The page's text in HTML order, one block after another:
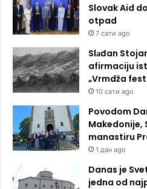
Slovak Aid
otpad
7 сати ago
Slаđan
afirmaciju
„Vrmdža
10 сати ago
Povodom
Makedonije,
manastiru
1 дан ago
Danas je
jedna od